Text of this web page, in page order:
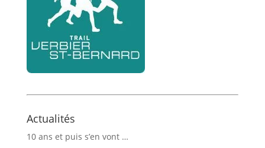
Actualités
10 ans et puis s’en vont …